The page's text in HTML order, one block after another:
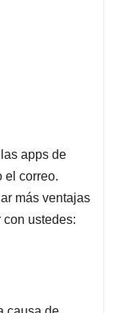
apps de
el correo.
más ventajas
ustedes: